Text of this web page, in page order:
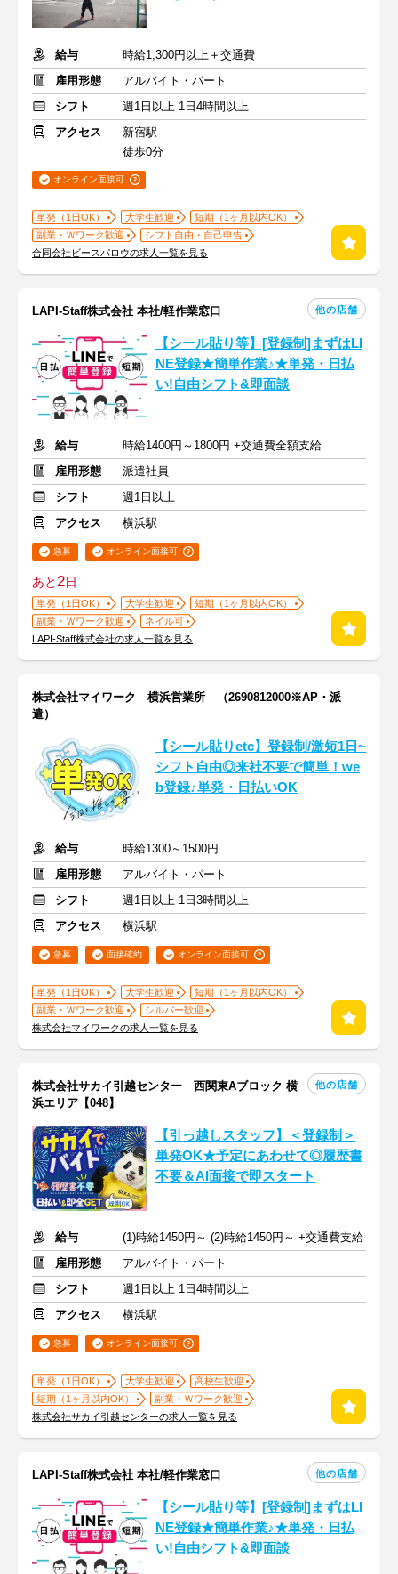
給与
時給1,300円以上＋交通費
雇用形態
アルバイト・パート
シフト
週1日以上 1日4時間以上
アクセス
新宿駅
徒歩0分
オンライン面接可
単発（1日OK） 大学生歓迎
短期（1ヶ月以内OK）
副業・Ｗワーク歓迎
シフト自由・自己申告
合同会社ビースパロウの求人一覧を見る
LAPI-Staff株式会社 本社/軽作業窓口 他の店舗
【シール貼り等】[登録制]まずはLI
NE登録★簡単作業♪★単発・日払
い!自由シフト&即面談
給与
時給1400円～1800円 +交通費全額支給
雇用形態
派遣社員
シフト
週1日以上
アクセス
横浜駅
急募 オンライン面接可
あと2日
単発（1日OK） 大学生歓迎
短期（1ヶ月以内OK）
副業・Ｗワーク歓迎
ネイル可
LAPI-Staff株式会社の求人一覧を見る
株式会社マイワーク 横浜営業所 （2690812000※AP・派
遣）
【シール貼りetc】登録制/激短1日~
シフト自由◎来社不要で簡単！we
b登録♪単発・日払いOK
給与
時給1300～1500円
雇用形態
アルバイト・パート
シフト
週1日以上 1日3時間以上
アクセス
横浜駅
急募 面接確約 オンライン面接可
単発（1日OK） 大学生歓迎
短期（1ヶ月以内OK）
副業・Ｗワーク歓迎
シルバー歓迎
株式会社マイワークの求人一覧を見る
株式会社サカイ引越センター 西関東Aブロック 横
浜エリア【048】
他の店舗
【引っ越しスタッフ】＜登録制＞
単発OK★予定にあわせて◎履歴書
不要＆AI面接で即スタート
給与
(1)時給1450円～ (2)時給1450円～ +交通費支給
雇用形態
アルバイト・パート
シフト
週1日以上 1日4時間以上
アクセス
横浜駅
急募 オンライン面接可
単発（1日OK） 大学生歓迎
高校生歓迎
短期（1ヶ月以内OK）
副業・Ｗワーク歓迎
株式会社サカイ引越センターの求人一覧を見る
LAPI-Staff株式会社 本社/軽作業窓口 他の店舗
【シール貼り等】[登録制]まずはLI
NE登録★簡単作業♪★単発・日払
い!自由シフト&即面談